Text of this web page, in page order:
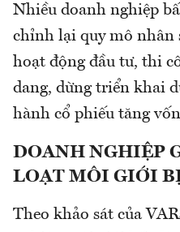
Nhiều doanh nghiệp
chỉnh lại quy mô nhân
hoạt động đầu tư, thi
dang, dừng triển khai
hành cổ phiếu tăng
DOANH NGHIỆP
LOẠT MÔI GIỚI
Theo khảo sát của